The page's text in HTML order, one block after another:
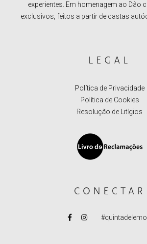
experientes. Em homenagem ao Dão
exclusivos, feitos a partir de castas
LEGAL
Política de Privacidade
Política de Cookies
Resolução de Litígios
CONECTAR